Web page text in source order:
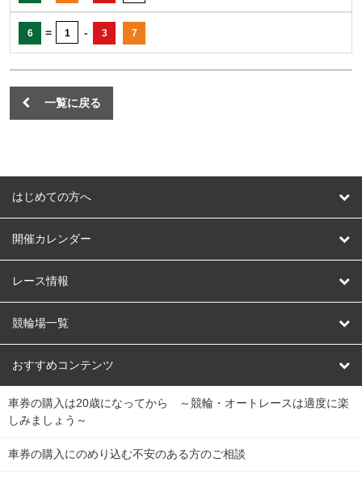
6 = 1 - 3 7
一覧に戻る
はじめての方へ
はじめての方へ
開催カレンダー
競輪
オートレース
競輪くじ
Dokanto!
チャリロトプラザ
レース情報
レース予想
レース結果
キャリーオーバー一覧
競輪場一覧
北日本 函館競輪場
関
東
弥彦競輪場 前橋競輪場 取手競輪場 宇都宮競輪場
おすすめコンテンツ
競輪選手情報
Perfecta Navi
車券の購入は20歳になってから ～競輪・オートレースは適度に楽
しみましょう～
車券の購入にのめり込む不安のある方のご相談